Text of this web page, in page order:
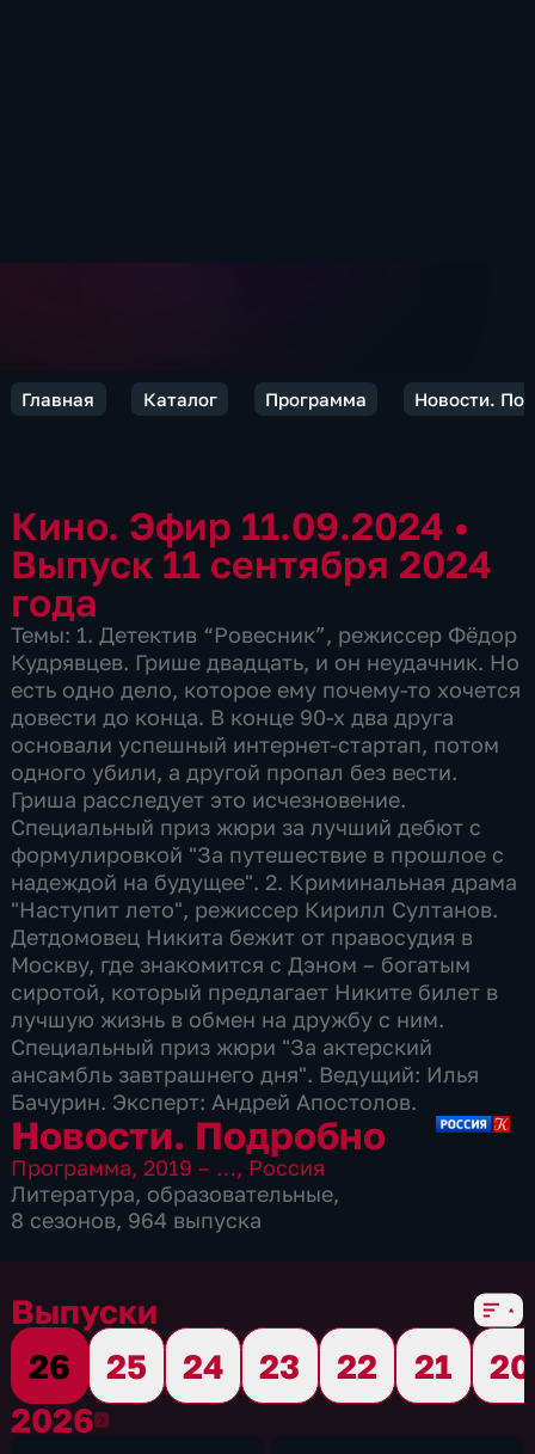
Главная Каталог Программа Новости.
Кино. Эфир 11.09.2024 •
Выпуск 11 сентября 2024
года
Темы: 1. Детектив “Ровесник”, режиссер Фёдор
Кудрявцев. Грише двадцать, и он неудачник. Но
есть одно дело, которое ему почему-то хочется
довести до конца. В конце 90-х два друга
основали успешный интернет-стартап, потом
одного убили, а другой пропал без вести.
Гриша расследует это исчезновение.
Специальный приз жюри за лучший дебют с
формулировкой "За путешествие в прошлое с
надеждой на будущее". 2. Криминальная драма
"Наступит лето", режиссер Кирилл Султанов.
Детдомовец Никита бежит от правосудия в
Москву, где знакомится с Дэном – богатым
сиротой, который предлагает Никите билет в
лучшую жизнь в обмен на дружбу с ним.
Специальный приз жюри "За актерский
ансамбль завтрашнего дня". Ведущий: Илья
Бачурин. Эксперт: Андрей Апостолов.
Новости. Подробно
Программа,2019 – …, Россия
Литература, образовательные,
8 сезонов, 964 выпуска
Выпуски
26
25 24 23 22 21
20
20262026